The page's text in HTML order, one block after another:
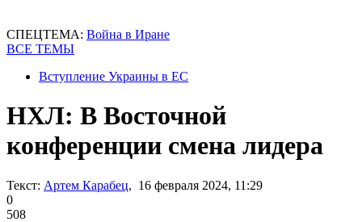
СПЕЦТЕМА: Война в Иране
ВСЕ ТЕМЫ
Вступление Украины в ЕС
НХЛ: В Восточной
конференции смена лидера
Текст: Артем Карабец, 16 февраля 2024, 11:29
0
508